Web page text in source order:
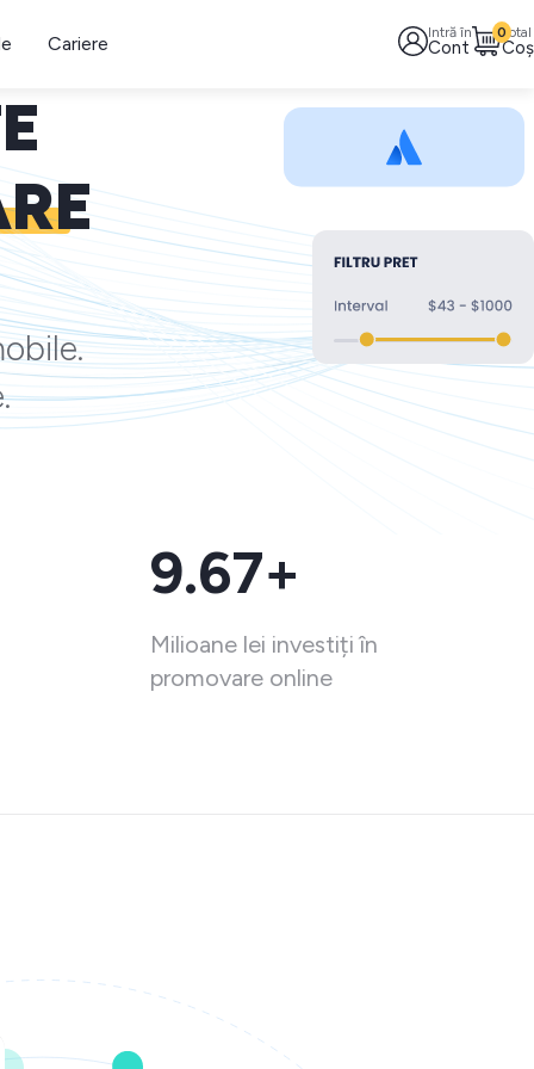
Cariere Intră în
Cont
Total
Coș
0
9.67+
Milioane lei investiți în
promovare online